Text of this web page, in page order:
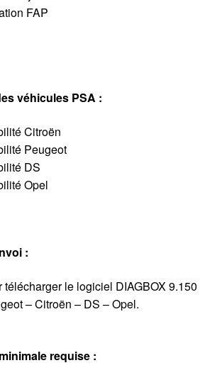
FAP
véhicules PSA :
Citroën
Peugeot
DS
Opel
:
télécharger le logiciel DIAGBOX 9.150
– Citroën – DS – Opel.
requise :